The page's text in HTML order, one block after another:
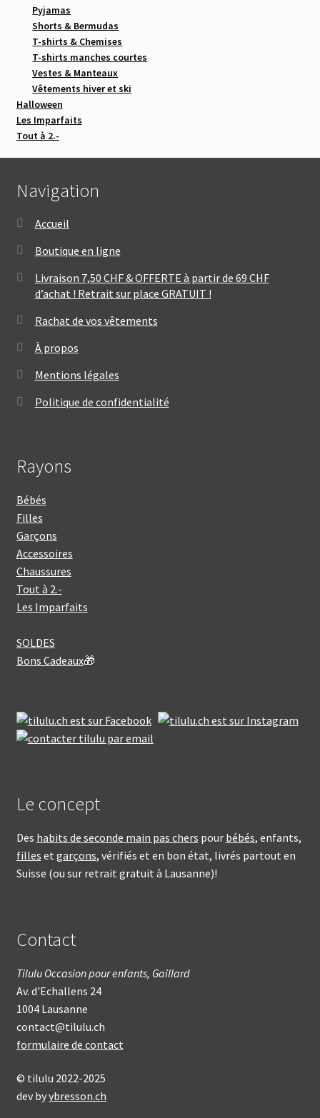
Pyjamas
Shorts & Bermudas
T-shirts & Chemises
T-shirts manches courtes
Vestes & Manteaux
Vêtements hiver et ski
Halloween
Les Imparfaits
Tout à 2.-
Navigation
Accueil
Boutique en ligne
Livraison 7,50 CHF & OFFERTE à partir de 69 CHF
d’achat ! Retrait sur place GRATUIT !
Rachat de vos vêtements
À propos
Mentions légales
Politique de confidentialité
Rayons
Bébés
Filles
Garçons
Accessoires
Chaussures
Tout à 2.-
Les Imparfaits
SOLDES
Bons Cadeaux🎁
Le concept
Des habits de seconde main pas chers pour bébés, enfants,
filles et garçons, vérifiés et en bon état, livrés partout en
Suisse (ou sur retrait gratuit à Lausanne)!
Contact
Tilulu Occasion pour enfants, Gaillard
Av. d'Echallens 24
1004 Lausanne
contact@tilulu.ch
formulaire de contact
© tilulu 2022-2025
dev byybresson.ch